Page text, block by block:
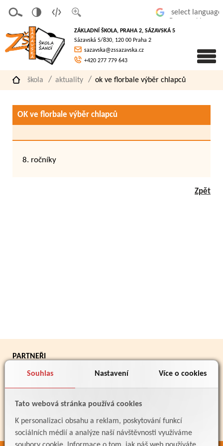
Souhlas Nastavení Více o cookies
Tato webová stránka používá cookies
K personalizaci obsahu a reklam, poskytování funkcí
sociálních médií a analýze naší návštěvnosti využíváme
písmo
á
verze
pro
slaboz
raké
ZÁKLADNÍ ŠKOLA, PRAHA 2, SÁZAVSKÁ 5
Sázavská 5/830, 120 00 Praha 2
sazavska@zssazavska.cz
+420 277 779 643
škola aktuality ok ve florbale výběr chlapců
OK ve florbale výběr chlapců
8. ročníky
Zpět
PARTNEŘI